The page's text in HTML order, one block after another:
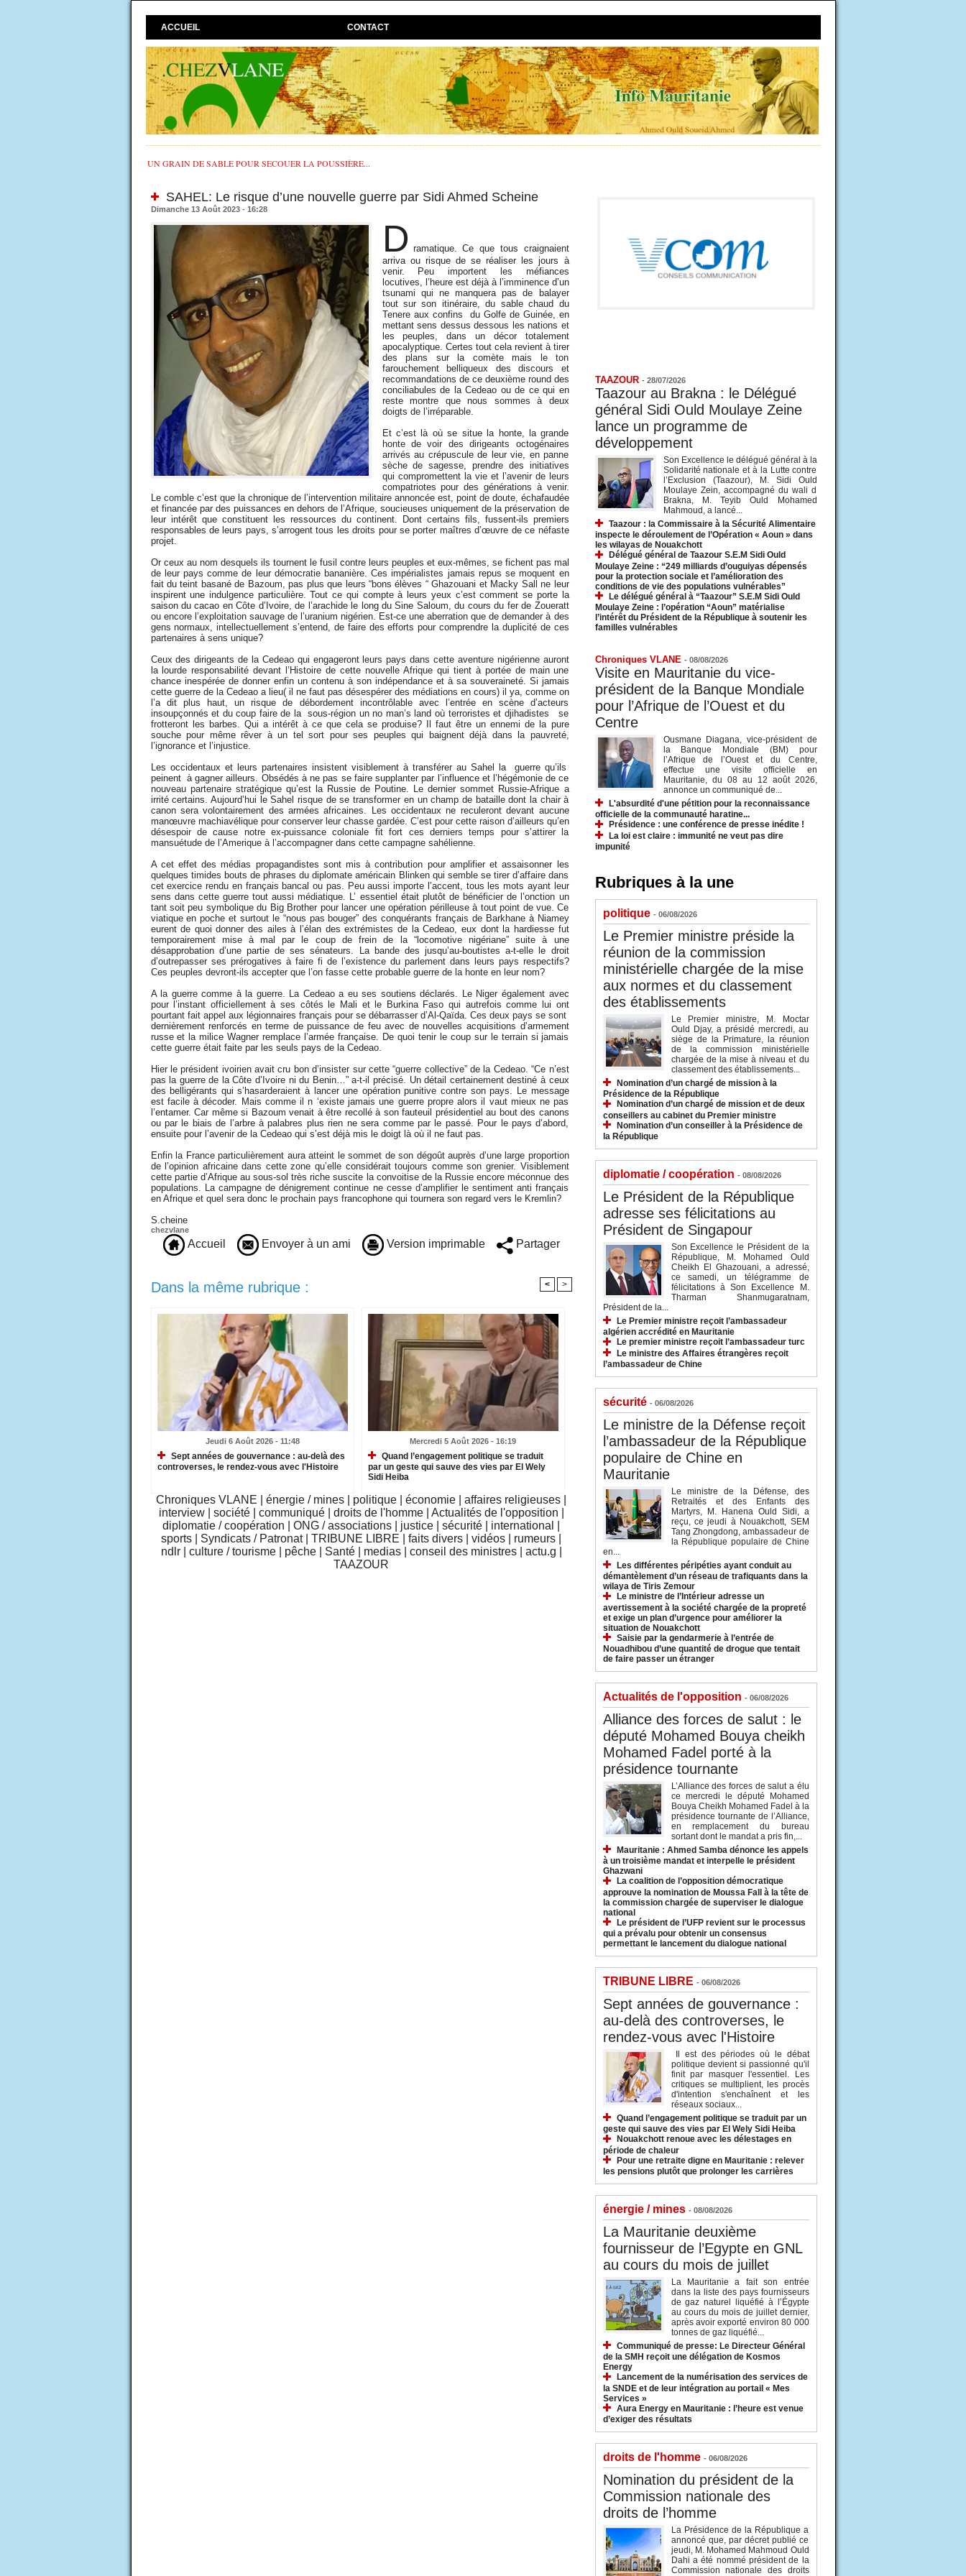
ACCUEIL CONTACT
UN GRAIN DE SABLE POUR SECOUER LA POUSSIÈRE...
SAHEL: Le risque d’une nouvelle guerre par Sidi Ahmed Scheine
Dimanche 13 Août 2023 - 16:28
D ramatique. Ce que tous craignaient
arriva ou risque de se réaliser les jours à
venir. Peu importent les méfiances
locutives, l’heure est déjà à l’imminence d’un
tsunami qui ne manquera pas de balayer
tout sur son itinéraire, du sable chaud du
Tenere aux confins du Golfe de Guinée, en
mettant sens dessus dessous les nations et
les peuples, dans un décor totalement
apocalyptique. Certes tout cela revient à tirer
des plans sur la comète mais le ton
farouchement belliqueux des discours et
recommandations de ce deuxième round des
conciliabules de la Cedeao ou de ce qui en
reste montre que nous sommes à deux
doigts de l’irréparable.
Et c’est là où se situe la honte, la grande
honte de voir des dirigeants octogénaires
arrivés au crépuscule de leur vie, en panne
sèche de sagesse, prendre des initiatives
qui compromettent la vie et l’avenir de leurs
compatriotes pour des générations à venir.
Le comble c’est que la chronique de l’intervention militaire annoncée est, point de doute, échafaudée
et financée par des puissances en dehors de l’Afrique, soucieuses uniquement de la préservation de
leur intérêt que constituent les ressources du continent. Dont certains fils, fussent-ils premiers
responsables de leurs pays, s’arrogent tous les droits pour se porter maîtres d’œuvre de ce néfaste
projet.
Or ceux au nom desquels ils tournent le fusil contre leurs peuples et eux-mêmes, se fichent pas mal
de leur pays comme de leur démocratie bananière. Ces impérialistes jamais repus se moquent en
fait du teint basané de Bazoum, pas plus que leurs “bons élèves “ Ghazouani et Macky Sall ne leur
inspirent une indulgence particulière. Tout ce qui compte à leurs yeux c’est comment se porte la
saison du cacao en Côte d’Ivoire, de l’arachide le long du Sine Saloum, du cours du fer de Zoueratt
ou encore l’exploitation sauvage de l’uranium nigérien. Est-ce une aberration que de demander à des
gens normaux, intellectuellement s’entend, de faire des efforts pour comprendre la duplicité de ces
partenaires à sens unique?
Ceux des dirigeants de la Cedeao qui engageront leurs pays dans cette aventure nigérienne auront
la lourde responsabilité devant l’Histoire de cette nouvelle Afrique qui tient à portée de main une
chance inespérée de donner enfin un contenu à son indépendance et à sa souveraineté. Si jamais
cette guerre de la Cedeao a lieu( il ne faut pas désespérer des médiations en cours) il ya, comme on
l’a dit plus haut, un risque de débordement incontrôlable avec l’entrée en scène d’acteurs
insoupçonnés et du coup faire de la sous-région un no man’s land où terroristes et djihadistes se
frotteront les barbes. Qui a intérêt à ce que cela se produise? Il faut être un ennemi de la pure
souche pour même rêver à un tel sort pour ses peuples qui baignent déjà dans la pauvreté,
l’ignorance et l’injustice.
Les occidentaux et leurs partenaires insistent visiblement à transférer au Sahel la guerre qu’ils
peinent à gagner ailleurs. Obsédés à ne pas se faire supplanter par l’influence et l’hégémonie de ce
nouveau partenaire stratégique qu’est la Russie de Poutine. Le dernier sommet Russie-Afrique a
irrité certains. Aujourd’hui le Sahel risque de se transformer en un champ de bataille dont la chair à
canon sera volontairement des armées africaines. Les occidentaux ne reculeront devant aucune
manœuvre machiavélique pour conserver leur chasse gardée. C’est pour cette raison d’ailleurs qu’en
désespoir de cause notre ex-puissance coloniale fit fort ces derniers temps pour s’attirer la
mansuétude de l’Amerique à l’accompagner dans cette campagne sahélienne.
A cet effet des médias propagandistes sont mis à contribution pour amplifier et assaisonner les
quelques timides bouts de phrases du diplomate américain Blinken qui semble se tirer d’affaire dans
cet exercice rendu en français bancal ou pas. Peu aussi importe l’accent, tous les mots ayant leur
sens dans cette guerre tout aussi médiatique. L’ essentiel était plutôt de bénéficier de l’onction un
tant soit peu symbolique du Big Brother pour lancer une opération périlleuse à tout point de vue. Ce
viatique en poche et surtout le “nous pas bouger” des conquérants français de Barkhane à Niamey
eurent de quoi donner des ailes à l’élan des extrémistes de la Cedeao, eux dont la hardiesse fut
temporairement mise à mal par le coup de frein de la “locomotive nigériane” suite à une
désapprobation d’une partie de ses sénateurs. La bande des jusqu’au-boutistes a-t-elle le droit
d’outrepasser ses prérogatives à faire fi de l’existence du parlement dans leurs pays respectifs?
Ces peuples devront-ils accepter que l’on fasse cette probable guerre de la honte en leur nom?
A la guerre comme à la guerre. La Cedeao a eu ses soutiens déclarés. Le Niger également avec
pour l’instant officiellement à ses côtés le Mali et le Burkina Faso qui autrefois comme lui ont
pourtant fait appel aux légionnaires français pour se débarrasser d’Al-Qaïda. Ces deux pays se sont
dernièrement renforcés en terme de puissance de feu avec de nouvelles acquisitions d’armement
russe et la milice Wagner remplace l’armée française. De quoi tenir le coup sur le terrain si jamais
cette guerre était faite par les seuls pays de la Cedeao.
Hier le président ivoirien avait cru bon d’insister sur cette “guerre collective” de la Cedeao. “Ce n’est
pas la guerre de la Côte d’Ivoire ni du Benin…” a-t-il précisé. Un détail certainement destiné à ceux
des belligérants qui s’hasarderaient à lancer une opération punitive contre son pays. Le message
est facile à décoder. Mais comme il n ‘existe jamais une guerre propre alors il vaut mieux ne pas
l’entamer. Car même si Bazoum venait à être recollé à son fauteuil présidentiel au bout des canons
ou par le biais de l’arbre à palabres plus rien ne sera comme par le passé. Pour le pays d’abord,
ensuite pour l’avenir de la Cedeao qui s’est déjà mis le doigt là où il ne faut pas.
Enfin la France particulièrement aura atteint le sommet de son dégoût auprès d’une large proportion
de l’opinion africaine dans cette zone qu’elle considérait toujours comme son grenier. Visiblement
cette partie d’Afrique au sous-sol très riche suscite la convoitise de la Russie encore méconnue des
populations. La campagne de dénigrement continue ne cesse d’amplifier le sentiment anti français
en Afrique et quel sera donc le prochain pays francophone qui tournera son regard vers le Kremlin?
S.cheine
chezvlane
Accueil Envoyer à un ami Version imprimable Partager
Dans la même rubrique : < >
Jeudi 6 Août 2026 - 11:48
Sept années de gouvernance : au-delà des
controverses, le rendez-vous avec l'Histoire
Mercredi 5 Août 2026 - 16:19
Quand l’engagement politique se traduit
par un geste qui sauve des vies par El Wely
Sidi Heiba
Chroniques VLANE énergie / mines politique économie affaires religieuses
interview
société communiqué droits de l'homme Actualités de l'opposition
diplomatie / coopération
ONG / associations justice sécurité international
sports
Syndicats / Patronat TRIBUNE LIBRE faits divers vidéos rumeurs
ndlr
culture / tourisme pêche Santé medias conseil des ministres actu.g
TAAZOUR
TAAZOUR - 28/07/2026
Taazour au Brakna : le Délégué
général Sidi Ould Moulaye Zeine
lance un programme de
développement
Son Excellence le délégué général à la
Solidarité nationale et à la Lutte contre
l’Exclusion (Taazour), M. Sidi Ould
Moulaye Zein, accompagné du wali d
Brakna, M. Teyib Ould Mohamed
Mahmoud, a lancé...
Taazour : la Commissaire à la Sécurité Alimentaire
inspecte le déroulement de l’Opération « Aoun » dans
les wilayas de Nouakchott
Délégué général de Taazour S.E.M Sidi Ould
Moulaye Zeine : “249 milliards d’ouguiyas dépensés
pour la protection sociale et l’amélioration des
conditions de vie des populations vulnérables”
Le délégué général à “Taazour” S.E.M Sidi Ould
Moulaye Zeine : l’opération “Aoun” matérialise
l’intérêt du Président de la République à soutenir les
familles vulnérables
Chroniques VLANE - 08/08/2026
Visite en Mauritanie du vice-
président de la Banque Mondiale
pour l’Afrique de l’Ouest et du
Centre
Ousmane Diagana, vice-président de
la Banque Mondiale (BM) pour
l’Afrique de l’Ouest et du Centre,
effectue une visite officielle en
Mauritanie, du 08 au 12 août 2026,
annonce un communiqué de...
L'absurdité d'une pétition pour la reconnaissance
officielle de la communauté haratine...
Présidence : une conférence de presse inédite !
La loi est claire : immunité ne veut pas dire
impunité
Rubriques à la une
politique - 06/08/2026
Le Premier ministre préside la
réunion de la commission
ministérielle chargée de la mise
aux normes et du classement
des établissements
Le Premier ministre, M. Moctar
Ould Djay, a présidé mercredi, au
siège de la Primature, la réunion
de la commission ministérielle
chargée de la mise à niveau et du
classement des établissements...
Nomination d’un chargé de mission à la
Présidence de la République
Nomination d’un chargé de mission et de deux
conseillers au cabinet du Premier ministre
Nomination d’un conseiller à la Présidence de
la République
diplomatie / coopération - 08/08/2026
Le Président de la République
adresse ses félicitations au
Président de Singapour
Son Excellence le Président de la
République, M. Mohamed Ould
Cheikh El Ghazouani, a adressé,
ce samedi, un télégramme de
félicitations à Son Excellence M.
Tharman Shanmugaratnam,
Président de la...
Le Premier ministre reçoit l’ambassadeur
algérien accrédité en Mauritanie
Le premier ministre reçoit l’ambassadeur turc
Le ministre des Affaires étrangères reçoit
l’ambassadeur de Chine
sécurité - 06/08/2026
Le ministre de la Défense reçoit
l’ambassadeur de la République
populaire de Chine en
Mauritanie
Le ministre de la Défense, des
Retraités et des Enfants des
Martyrs, M. Hanena Ould Sidi, a
reçu, ce jeudi à Nouakchott, SEM
Tang Zhongdong, ambassadeur de
la République populaire de Chine
en...
Les différentes péripéties ayant conduit au
démantèlement d’un réseau de trafiquants dans la
wilaya de Tiris Zemour
Le ministre de l’Intérieur adresse un
avertissement à la société chargée de la propreté
et exige un plan d’urgence pour améliorer la
situation de Nouakchott
Saisie par la gendarmerie à l’entrée de
Nouadhibou d’une quantité de drogue que tentait
de faire passer un étranger
Actualités de l'opposition - 06/08/2026
Alliance des forces de salut : le
député Mohamed Bouya cheikh
Mohamed Fadel porté à la
présidence tournante
L’Alliance des forces de salut a élu
ce mercredi le député Mohamed
Bouya Cheikh Mohamed Fadel à la
présidence tournante de l’Alliance,
en remplacement du bureau
sortant dont le mandat a pris fin,...
Mauritanie : Ahmed Samba dénonce les appels
à un troisième mandat et interpelle le président
Ghazwani
La coalition de l’opposition démocratique
approuve la nomination de Moussa Fall à la tête de
la commission chargée de superviser le dialogue
national
Le président de l’UFP revient sur le processus
qui a prévalu pour obtenir un consensus
permettant le lancement du dialogue national
TRIBUNE LIBRE - 06/08/2026
Sept années de gouvernance :
au-delà des controverses, le
rendez-vous avec l'Histoire
Il est des périodes où le débat
politique devient si passionné qu'il
finit par masquer l'essentiel. Les
critiques se multiplient, les procès
d'intention s'enchaînent et les
réseaux sociaux...
Quand l’engagement politique se traduit par un
geste qui sauve des vies par El Wely Sidi Heiba
Nouakchott renoue avec les délestages en
période de chaleur
Pour une retraite digne en Mauritanie : relever
les pensions plutôt que prolonger les carrières
énergie / mines - 08/08/2026
La Mauritanie deuxième
fournisseur de l’Egypte en GNL
au cours du mois de juillet
La Mauritanie a fait son entrée
dans la liste des pays fournisseurs
de gaz naturel liquéfié à l’Égypte
au cours du mois de juillet dernier,
après avoir exporté environ 80 000
tonnes de gaz liquéfié...
Communiqué de presse: Le Directeur Général
de la SMH reçoit une délégation de Kosmos
Energy
Lancement de la numérisation des services de
la SNDE et de leur intégration au portail « Mes
Services »
Aura Energy en Mauritanie : l’heure est venue
d’exiger des résultats
droits de l'homme - 06/08/2026
Nomination du président de la
Commission nationale des
droits de l’homme
La Présidence de la République a
annoncé que, par décret publié ce
jeudi, M. Mohamed Mahmoud Ould
Dahi a été nommé président de la
Commission nationale des droits